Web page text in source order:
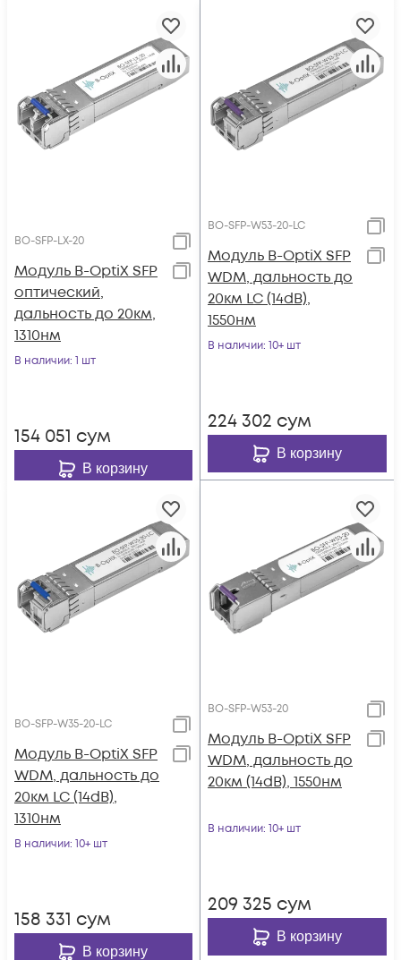
BO-SFP-LX-20
Модуль B-OptiX SFP
оптический,
дальность до 20км,
1310нм
В наличии: 1 шт
154 051 сум
В корзину
BO-SFP-W53-20-LC
Модуль B-OptiX SFP
WDM, дальность до
20км LC (14dB),
1550нм
В наличии: 10+ шт
224 302 сум
В корзину
BO-SFP-W35-20-LC
Модуль B-OptiX SFP
WDM, дальность до
20км LC (14dB),
1310нм
В наличии: 10+ шт
158 331 сум
В корзину
BO-SFP-W53-20
Модуль B-OptiX SFP
WDM, дальность до
20км (14dB), 1550нм
В наличии: 10+ шт
209 325 сум
В корзину